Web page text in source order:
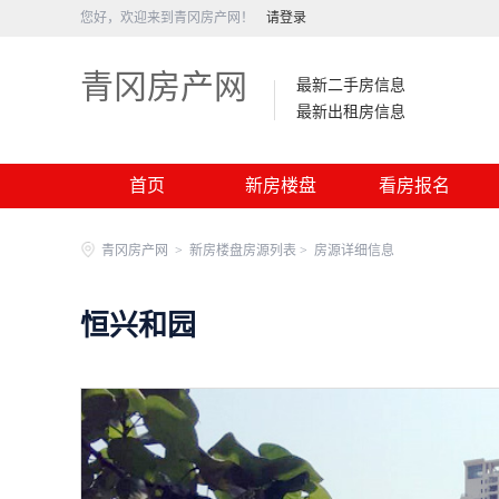
您好，欢迎来到青冈房产网！ 请登录
青冈房产网
最新二手房信息
最新出租房信息
首页 新房楼盘 看房报名
青冈房产网 > 新房楼盘房源列表 > 房源详细信息
恒兴和园